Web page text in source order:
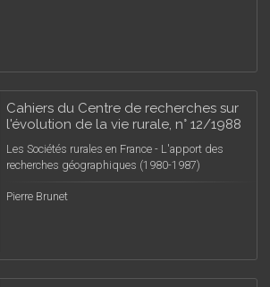
Cahiers du Centre de recherches sur
l'évolution de la vie rurale, n° 12/1988
Les Sociétés rurales en France - L'apport des
recherches géographiques (1980-1987)
Pierre Brunet